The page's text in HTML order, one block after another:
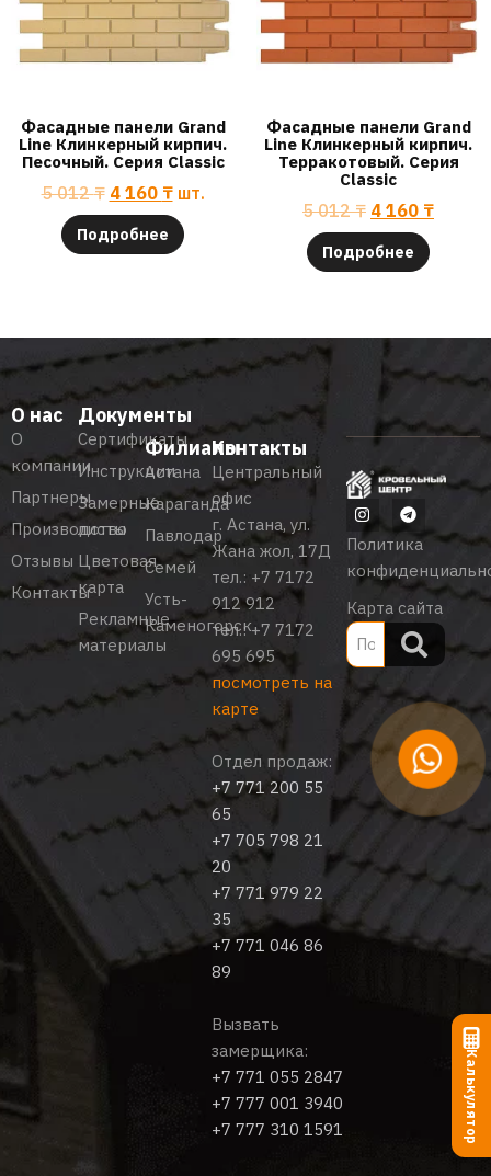
Фасадные панели Grand
Line Клинкерный кирпич.
Песочный. Серия Classic
5 012₸ 4 160 ₸ шт.
Подробнее
Фасадные панели Grand
Line Клинкерный кирпич.
Терракотовый. Серия
Classic
5 012₸ 4 160 ₸
Подробнее
О нас
О
компании
Партнеры
Производство
Отзывы
Контакты
Документы
Сертификаты
Инструкции
Замерные
листы
Цветовая
карта
Рекламные
материалы
Филиалы
Астана
Караганда
Павлодар
Семей
Усть-
Каменогорск
Контакты
Центральный
офис
г. Астана, ул.
Жана жол, 17Д
тел.: +7 7172
912 912
тел.:+7 7172
695 695
посмотреть на
карте
Отдел продаж:
+7 771 200 55
65
+7 705 798 21
20
+7 771 979 22
35
+7 771 046 86
89
Вызвать
замерщика:
+7 771 055 2847
+7 777 001 3940
+7 777 310 1591
Политика
Карта сайта
Калькулятор